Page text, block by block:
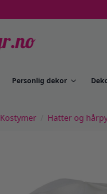
Personlig dekor
Kostymer Hatter og